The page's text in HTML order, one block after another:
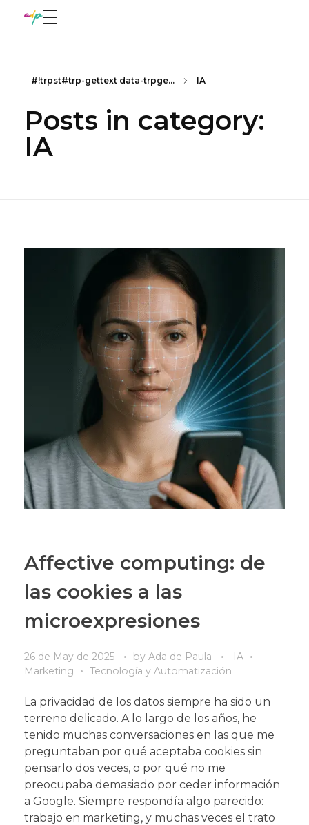
#!trpst#trp-gettext data-trpge... IA
Posts in category:
IA
Affective computing: de
las cookies a las
microexpresiones
26 de May de 2025 by Ada de Paula
IA
Marketing
Tecnología y Automatización
La privacidad de los datos siempre ha sido un
terreno delicado. A lo largo de los años, he
tenido muchas conversaciones en las que me
preguntaban por qué aceptaba cookies sin
pensarlo dos veces, o por qué no me
preocupaba demasiado por ceder información
a Google. Siempre respondía algo parecido:
trabajo en marketing, y muchas veces el trato